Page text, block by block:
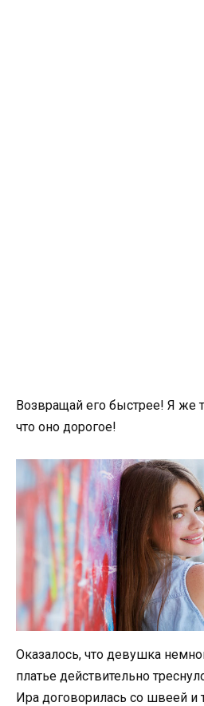
Возвращай его быстрее! Я же
что оно дорогое!
Оказалось, что девушка
платье действительно
Ира договорилась со швеей и